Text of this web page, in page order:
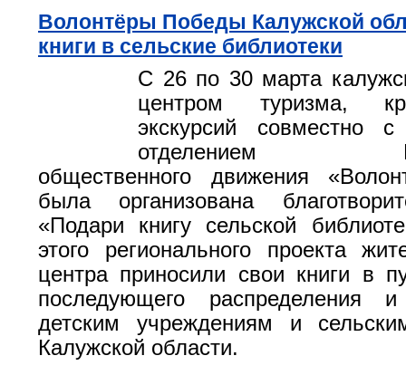
Волонтёры Победы Калужской
книги в сельские библиотеки
С 26 по 30 марта
центром туризма,
экскурсий совместно
отделением
общественного движения
была организована
«Подари книгу сельской
этого регионального проекта
центра приносили свои книги в
последующего распределения
детским учреждениям и
Калужской области.